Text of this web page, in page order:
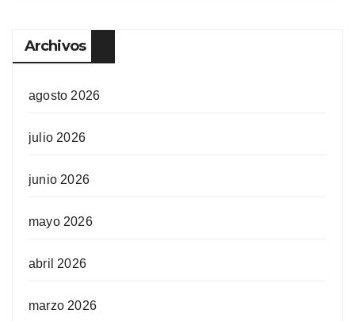
Archivos
agosto 2026
julio 2026
junio 2026
mayo 2026
abril 2026
marzo 2026